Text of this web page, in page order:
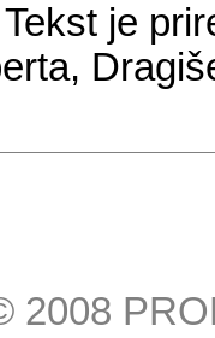
Tekst je
2008